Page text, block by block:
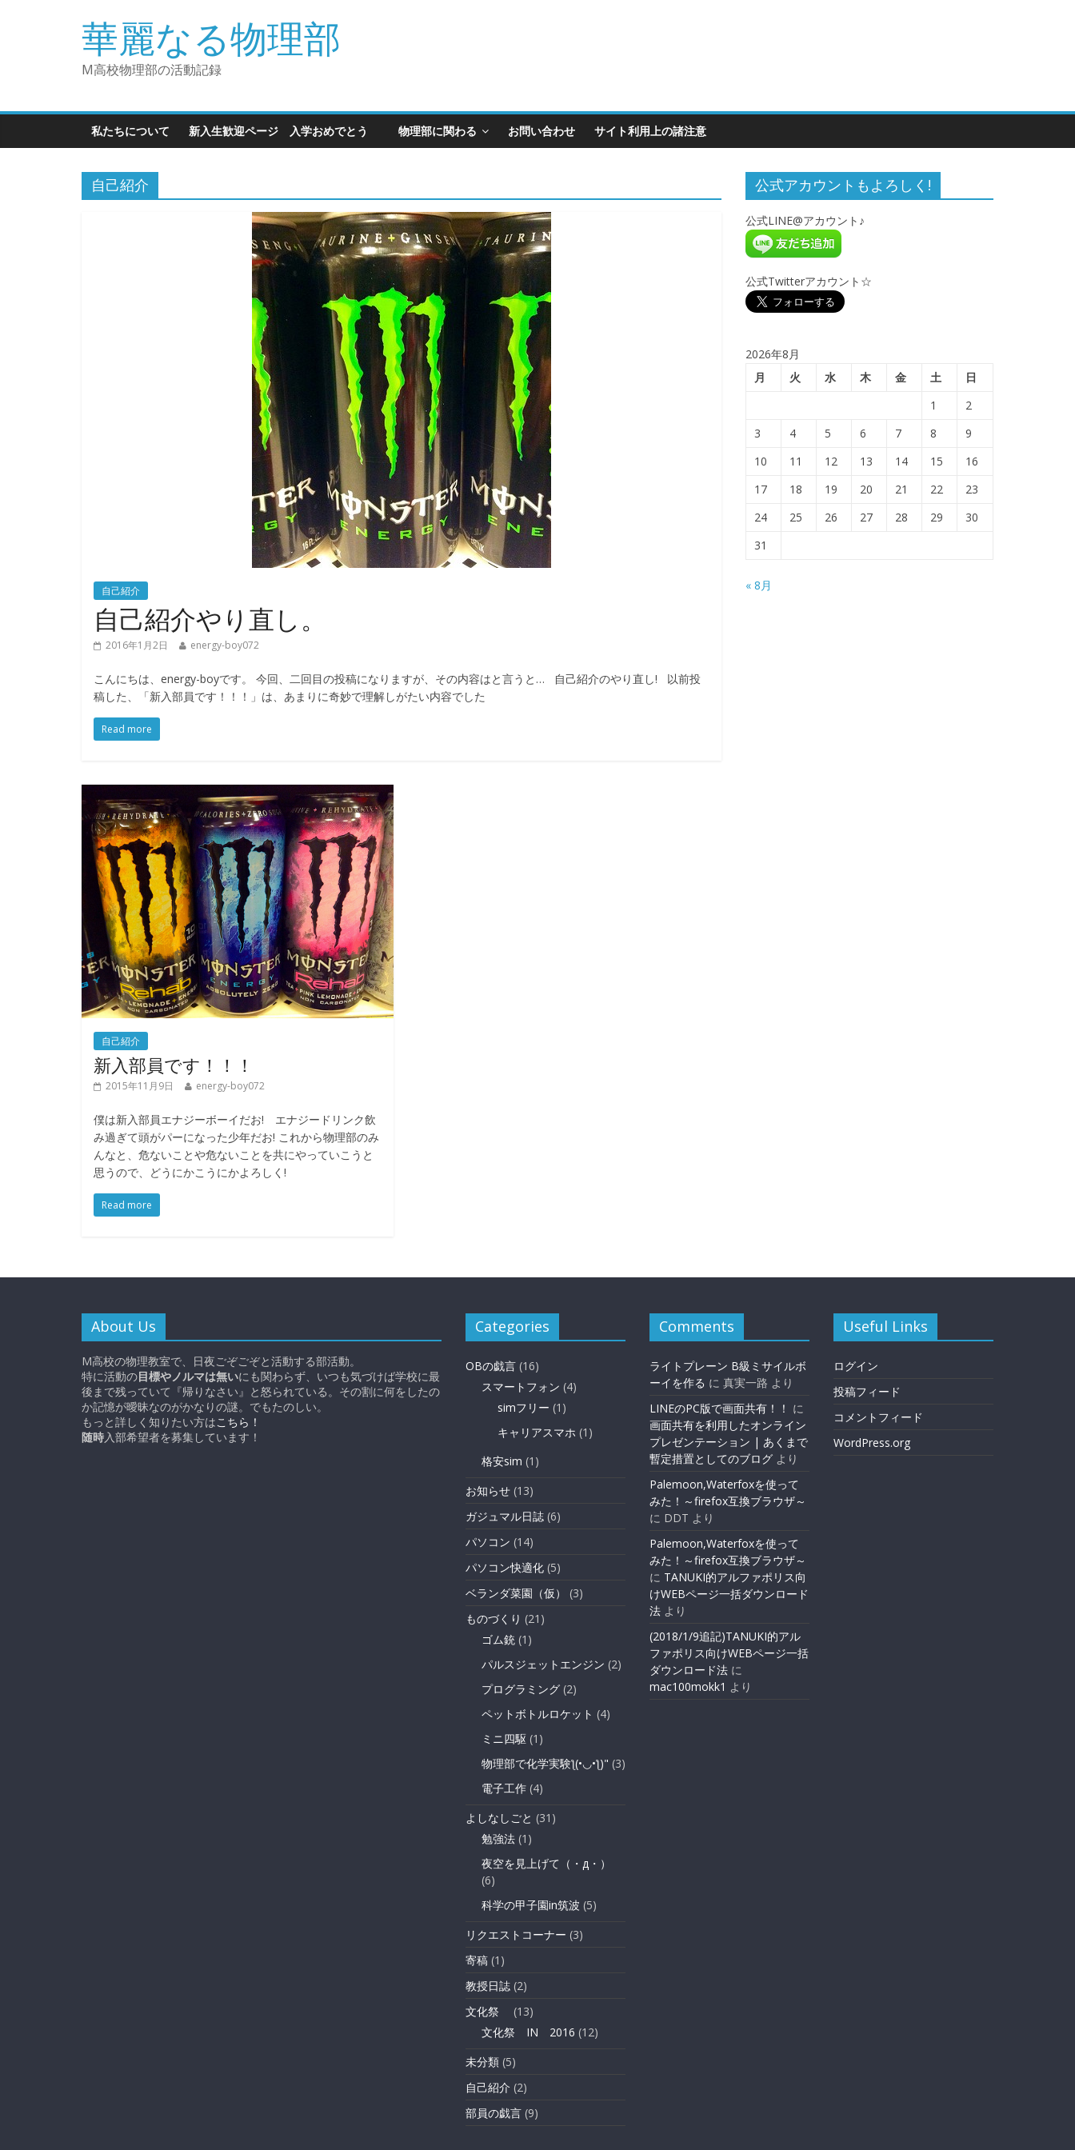
華麗なる物理部
M高校物理部の活動記録
私たちについて 新入生歓迎ページ 入学おめでとう 物理部に関わる お問い合わせ サイト利用上の諸注意
自己紹介
自己紹介
自己紹介やり直し。
2016年1月2日 energy-boy072
こんにちは、energy-boyです。 今回、二回目の投稿になりますが、その内容はと言うと… 自己紹介のやり直し! 以前投
稿した、「新入部員です！！！」は、あまりに奇妙で理解しがたい内容でした
Read more
自己紹介
新入部員です！！！
2015年11月9日 energy-boy072
僕は新入部員エナジーボーイだお! エナジードリンク飲
み過ぎて頭がパーになった少年だお! これから物理部のみ
んなと、危ないことや危ないことを共にやっていこうと
思うので、どうにかこうにかよろしく!
Read more
公式アカウントもよろしく!
公式LINE@アカウント♪
公式Twitterアカウント☆
2026年8月
月
火 水 木 金 土
日
1
2
3
4 5 6 7 8
9
10
11 12 13 14 15
16
17
18 19 20 21 22
23
24
25 26 27 28 29
30
31
« 8月
About Us
M高校の物理教室で、日夜ごぞごぞと活動する部活動。
特に活動の目標やノルマは無いにも関わらず、いつも気づけば学校に最
後まで残っていて『帰りなさい』と怒られている。その割に何をしたの
か記憶が曖昧なのがかなりの謎。でもたのしい。
もっと詳しく知りたい方はこちら！
随時入部希望者を募集しています！
Categories
OBの戯言 (16)
スマートフォン (4)
simフリー (1)
キャリアスマホ (1)
格安sim (1)
お知らせ (13)
ガジュマル日誌 (6)
パソコン (14)
パソコン快適化 (5)
ベランダ菜園（仮）
(3)
ものづくり (21)
ゴム銃 (1)
パルスジェットエンジン (2)
プログラミング (2)
ペットボトルロケット (4)
ミニ四駆 (1)
物理部で化学実験ƪ(•◡•ƪ)" (3)
電子工作 (4)
よしなしごと (31)
勉強法 (1)
夜空を見上げて（・д・）
(6)
科学の甲子園in筑波 (5)
リクエストコーナー (3)
寄稿 (1)
教授日誌 (2)
文化祭
(13)
文化祭 IN 2016 (12)
未分類 (5)
自己紹介 (2)
部員の戯言 (9)
Comments
ライトプレーン B級ミサイルボ
ーイを作る に 真実一路 より
LINEのPC版で画面共有！！ に
画面共有を利用したオンライン
プレゼンテーション | あくまで
暫定措置としてのブログより
Palemoon,Waterfoxを使って
みた！～firefox互換ブラウザ～
に DDT より
Palemoon,Waterfoxを使って
みた！～firefox互換ブラウザ～
に TANUKI的アルファポリス向
けWEBページ一括ダウンロード
法より
(2018/1/9追記)TANUKI的アル
ファポリス向けWEBページ一括
ダウンロード法に
mac100mokk1 より
Useful Links
ログイン
投稿フィード
コメントフィード
WordPress.org